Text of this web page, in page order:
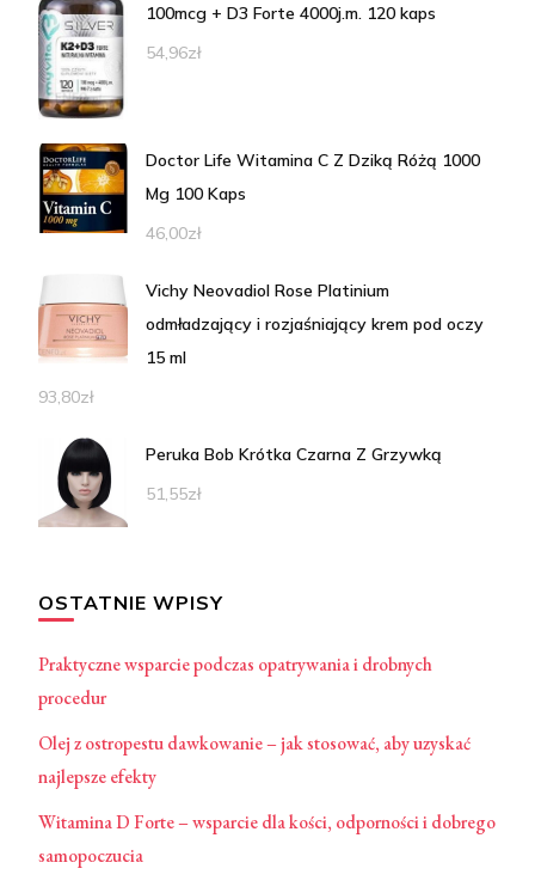
100mcg + D3 Forte 4000j.m. 120 kaps
54,96zł
Doctor Life Witamina C Z Dziką Różą 1000
Mg 100 Kaps
46,00zł
Vichy Neovadiol Rose Platinium
odmładzający i rozjaśniający krem pod oczy
15 ml
93,80zł
Peruka Bob Krótka Czarna Z Grzywką
51,55zł
OSTATNIE WPISY
Praktyczne wsparcie podczas opatrywania i drobnych
procedur
Olej z ostropestu dawkowanie – jak stosować, aby uzyskać
najlepsze efekty
Witamina D Forte – wsparcie dla kości, odporności i dobrego
samopoczucia